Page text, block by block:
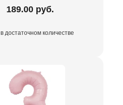
189.00 руб.
в достаточном количестве